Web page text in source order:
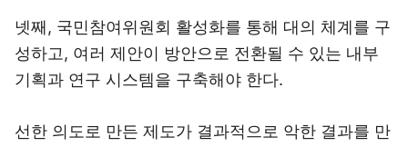
넷째, 국민참여위원회 활성화를 통해 대의 체계를 구
성하고, 여러 제안이 방안으로 전환될 수 있는 내부
기획과 연구 시스템을 구축해야 한다.
선한 의도로 만든 제도가 결과적으로 악한 결과를 만